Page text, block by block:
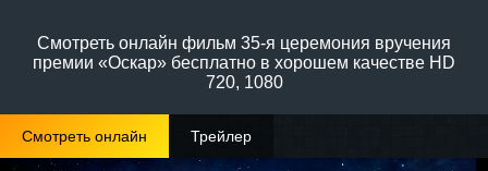
Смотреть онлайн фильм 35-я церемония вручения
премии «Оскар» бесплатно в хорошем качестве HD
720, 1080
Смотреть онлайн Трейлер